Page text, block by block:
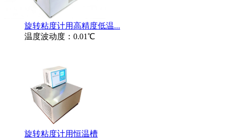
旋转粘度计用高精度低温...
温度波动度：0.01℃
旋转粘度计用恒温槽